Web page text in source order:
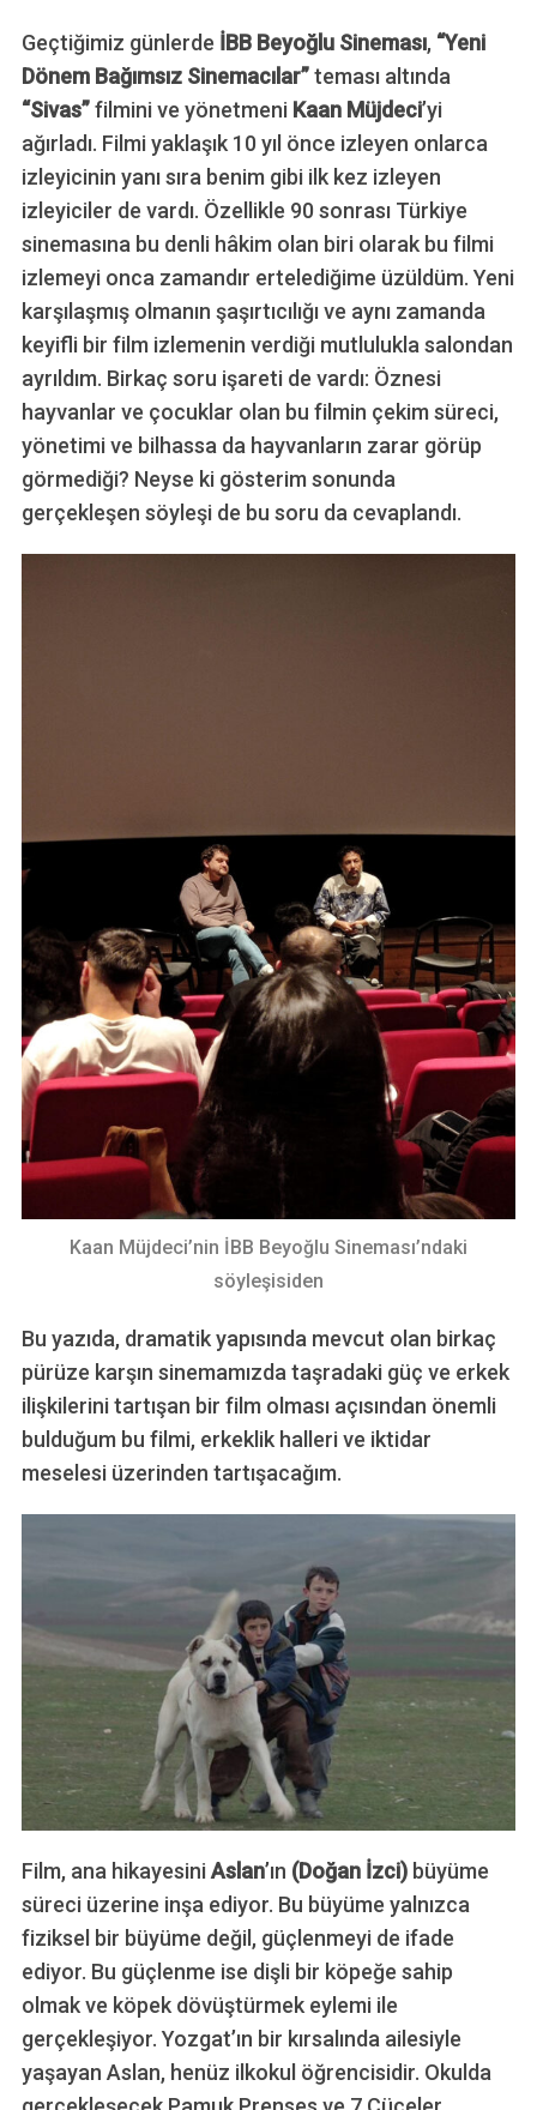
Geçtiğimiz günlerde İBB Beyoğlu Sineması, “Yeni
Dönem Bağımsız Sinemacılar”teması altında
“Sivas”filmini ve yönetmeni Kaan Müjdeci’yi
ağırladı. Filmi yaklaşık 10 yıl önce izleyen onlarca
izleyicinin yanı sıra benim gibi ilk kez izleyen
izleyiciler de vardı. Özellikle 90 sonrası Türkiye
sinemasına bu denli hâkim olan biri olarak bu filmi
izlemeyi onca zamandır ertelediğime üzüldüm. Yeni
karşılaşmış olmanın şaşırtıcılığı ve aynı zamanda
keyifli bir film izlemenin verdiği mutlulukla salondan
ayrıldım. Birkaç soru işareti de vardı: Öznesi
hayvanlar ve çocuklar olan bu filmin çekim süreci,
yönetimi ve bilhassa da hayvanların zarar görüp
görmediği? Neyse ki gösterim sonunda
gerçekleşen söyleşi de bu soru da cevaplandı.
Kaan Müjdeci’nin İBB Beyoğlu Sineması’ndaki
söyleşisiden
Bu yazıda, dramatik yapısında mevcut olan birkaç
pürüze karşın sinemamızda taşradaki güç ve erkek
ilişkilerini tartışan bir film olması açısından önemli
bulduğum bu filmi, erkeklik halleri ve iktidar
meselesi üzerinden tartışacağım.
Film, ana hikayesiniAslan’ın (Doğan İzci)büyüme
süreci üzerine inşa ediyor. Bu büyüme yalnızca
fiziksel bir büyüme değil, güçlenmeyi de ifade
ediyor. Bu güçlenme ise dişli bir köpeğe sahip
olmak ve köpek dövüştürmek eylemi ile
gerçekleşiyor. Yozgat’ın bir kırsalında ailesiyle
yaşayan Aslan, henüz ilkokul öğrencisidir. Okulda